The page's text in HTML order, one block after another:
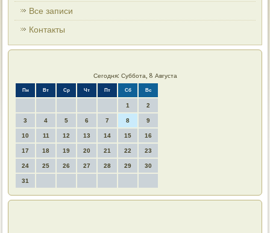
Все записи
Контакты
Сегодня: Суббота, 8 Августа
Пн Вт Ср Чт Пт Сб Вс
1 2
3 4 5 6 7 8 9
10 11 12 13 14 15 16
17 18 19 20 21 22 23
24 25 26 27 28 29 30
31